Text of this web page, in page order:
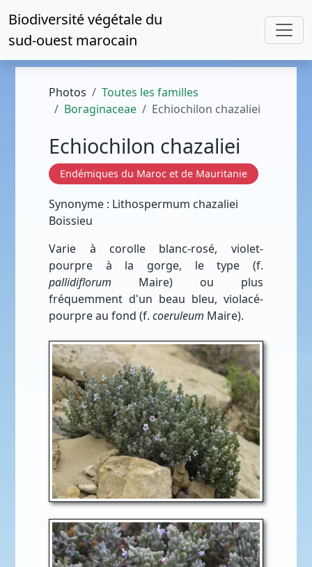
Biodiversité végétale du
sud-ouest marocain
Photos
Toutes les familles
Boraginaceae
Echiochilon chazaliei
Echiochilon chazaliei
Endémiques du Maroc et de Mauritanie
Synonyme : Lithospermum chazaliei
Boissieu
Varie à corolle blanc-rosé, violet-
pourpre à la gorge, le type (f.
pallidiflorum Maire) ou plus
fréquemment d'un beau bleu, violacé-
pourpre au fond (f.coeruleum Maire).